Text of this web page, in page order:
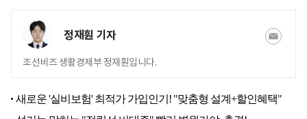
정재훤 기자
조선비즈 생활경제부 정재훤입니다.